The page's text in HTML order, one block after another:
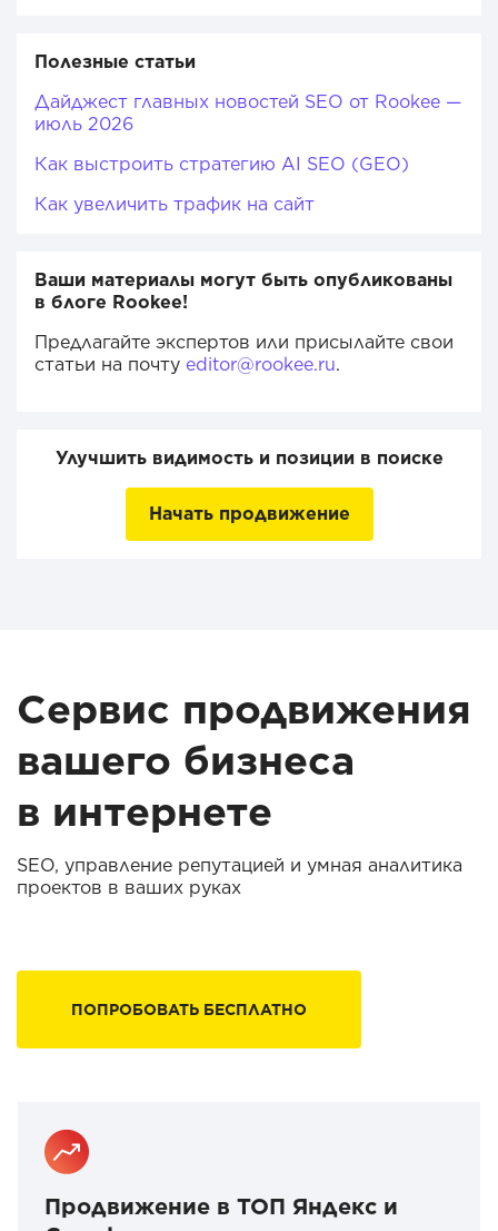
Полезные статьи
Дайджест главных новостей SEO от Rookee —
июль 2026
Как выстроить стратегию AI SEO (GEO)
Как увеличить трафик на сайт
Ваши материалы могут быть опубликованы
в блоге Rookee!
Предлагайте экспертов или присылайте свои
статьи на почту editor@rookee.ru.
Улучшить видимость и позиции в поиске
Начать продвижение
Сервис продвижения
вашего бизнеса
в интернете
SEO, управление репутацией и умная аналитика
проектов в ваших руках
ПОПРОБОВАТЬ БЕСПЛАТНО
Продвижение в ТОП Яндекс и